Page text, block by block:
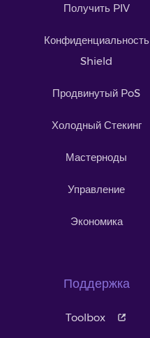
Получить PIV
Конфиденциальность
Shield
Продвинутый PoS
Холодный Стекинг
Мастерноды
Управление
Экономика
Поддержка
Toolbox